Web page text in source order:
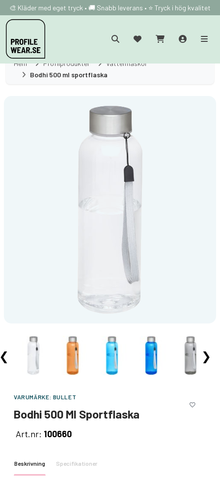
🎨 Kläder med eget tryck • 🚚 Snabb leverans • ⭐ Tryck i hög kvalitet
Hem Profilprodukter
Vattenflaskor
Bodhi 500 ml sportflaska
❯
VARUMÄRKE: BULLET
Bodhi 500 Ml Sportflaska
Art.nr: 100660
Beskrivning Specifikationer